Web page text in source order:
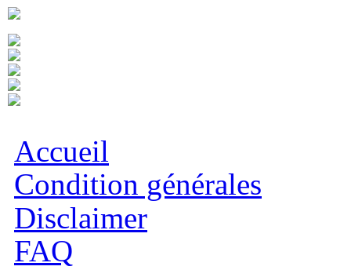
Accueil
Condition générales
Disclaimer
FAQ